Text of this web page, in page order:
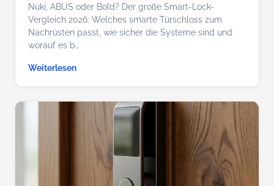
Nuki, ABUS oder Bold? Der große Smart-Lock-
Vergleich 2026: Welches smarte Türschloss zum
Nachrüsten passt, wie sicher die Systeme sind und
worauf es b…
Weiterlesen